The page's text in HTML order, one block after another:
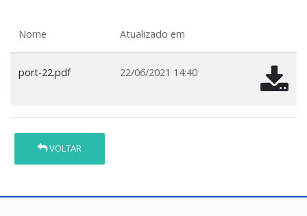
Nome Atualizado em
port-22.pdf 22/06/2021 14:40
VOLTAR